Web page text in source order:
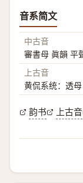
音系简文
中古音
審書母 眞韻 平
上古音
黄侃系统：透
韵书 上古音